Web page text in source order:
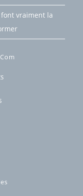
vraiment la